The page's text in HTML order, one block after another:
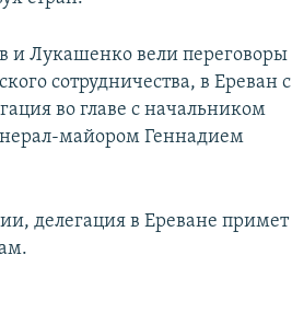
и Лукашенко вели переговоры
сотрудничества, в Ереван с
во главе с начальником
майором Геннадием
делегация в Ереване примет